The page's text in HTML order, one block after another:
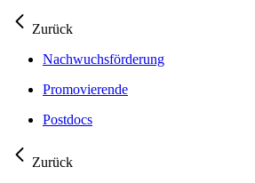
Zurück
Nachwuchsförderung
Promovierende
Postdocs
Zurück